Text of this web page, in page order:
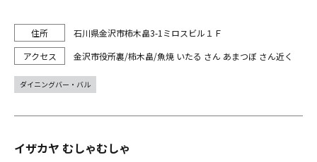
石川県金沢市柿木畠3-1ミロスビル１Ｆ
金沢市役所裏/柿木畠/魚焼 いたる さん あまつぼ さん近く
ダイニングバー・バル
イザカヤ むしゃむしゃ